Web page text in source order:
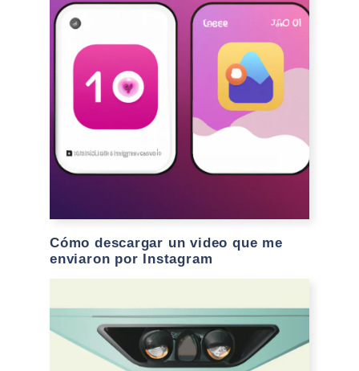
Cómo descargar un video que me
enviaron por Instagram